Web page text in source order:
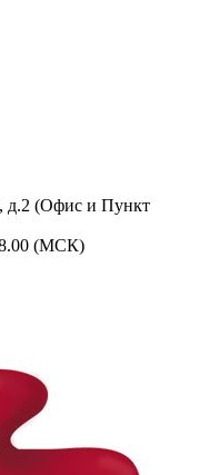
д.2 (Офис и Пункт
(МСК)